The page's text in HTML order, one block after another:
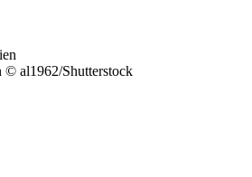
al1962/Shutterstock